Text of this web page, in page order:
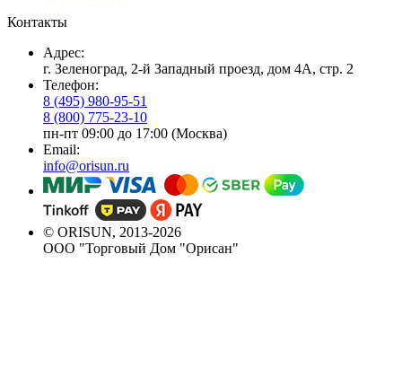
Контакты
Адрес:
г. Зеленоград, 2-й Западный проезд, дом 4А, стр. 2
Телефон:
8 (495) 980-95-51
8 (800) 775-23-10
пн-пт 09:00 до 17:00 (Москва)
Email:
info@orisun.ru
© ORISUN, 2013-2026
ООО "Торговый Дом "Орисан"